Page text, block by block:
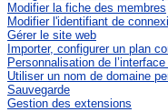
Modifier la fiche des membres
Modifier l'identifiant de
Gérer le site web
Importer, configurer un plan
Personnalisation de
Utiliser un nom de domaine
Sauvegarde
Gestion des extensions